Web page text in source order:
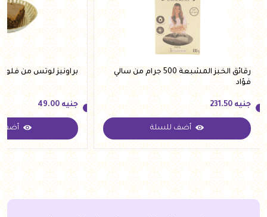
رقائق الخبز المشبعة 500 جرام من سالي
فؤاد
جنيه
جنيه 231.50
أضف للسلة
براونيز لوتس من
جنيه
جنيه 49.00
أضف